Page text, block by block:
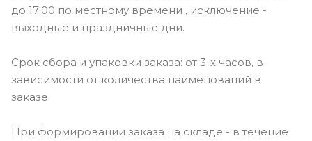
до 17:00 по местному времени , исключение -
выходные и праздничные дни.
Срок сбора и упаковки заказа: от 3-х часов, в
зависимости от количества наименований в
заказе.
При формировании заказа на складе - в течение